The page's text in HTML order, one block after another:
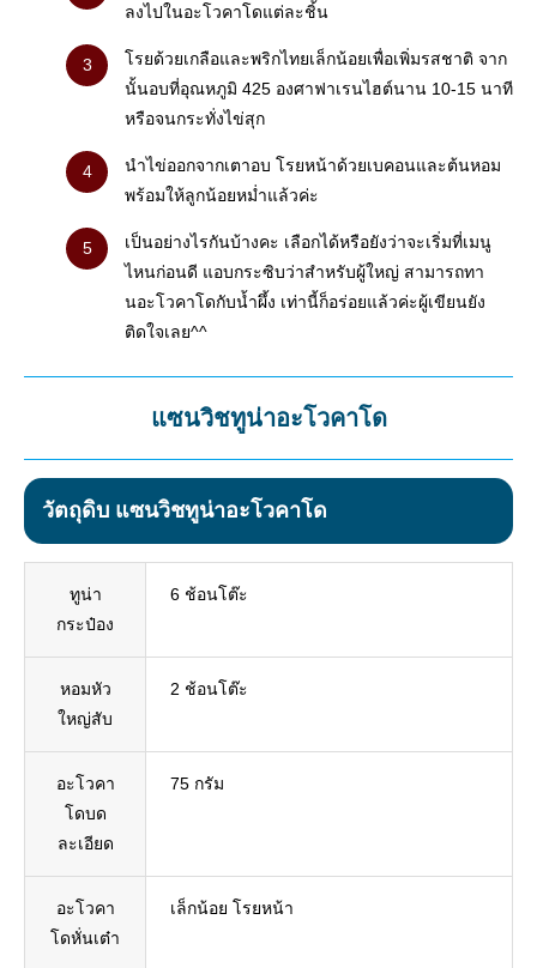
ลงไปในอะโวคาโดแต่ละชิ้น
โรยด้วยเกลือและพริกไทยเล็กน้อยเพื่อเพิ่มรสชาติ จาก
นั้นอบที่อุณหภูมิ 425 องศาฟาเรนไฮต์นาน 10-15 นาที
หรือจนกระทั่งไข่สุก
นำไข่ออกจากเตาอบ โรยหน้าด้วยเบคอนและต้นหอม
พร้อมให้ลูกน้อยหม่ำแล้วค่ะ
เป็นอย่างไรกันบ้างคะ เลือกได้หรือยังว่าจะเริ่มที่เมนู
ไหนก่อนดี แอบกระซิบว่าสำหรับผู้ใหญ่ สามารถทา
นอะโวคาโดกับน้ำผึ้ง เท่านี้ก็อร่อยแล้วค่ะผู้เขียนยัง
ติดใจเลย^^
แซนวิชทูน่าอะโวคาโด
วัตถุดิบ แซนวิชทูน่าอะโวคาโด
ทูน่า
กระป๋อง
6 ช้อนโต๊ะ
หอมหัว
ใหญ่สับ
2 ช้อนโต๊ะ
อะโวคา
โดบด
ละเอียด
75 กรัม
อะโวคา
โดหั่นเต๋า
เล็กน้อย โรยหน้า